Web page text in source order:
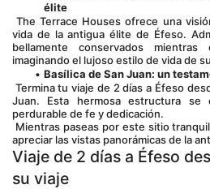
élite
The Terrace Houses ofrece una visión extraordinaria de la lujosa
vida de la antigua élite de Éfeso.
bellamente conservados
imaginando el lujoso estilo de vida de
Basílica de San Juan: un
Juan. Esta hermosa estructura se
perdurable de fe y dedicación.
apreciar las vistas panorámicas de la
Viaje de 2 días a Éfeso
su viaje